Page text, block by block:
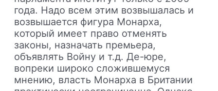
года. Надо всем этим возвышалась и
возвышается фигура Монарха,
который имеет право отменять
законы, назначать премьера,
объявлять Войну и т.д. Де-юре,
вопреки широко сложившемуся
мнению, власть Монарха в Британии